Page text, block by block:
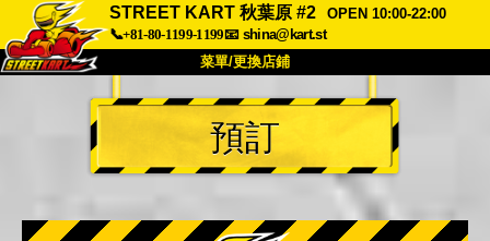
STREET KART 秋葉原 #2
OPEN 10:00-22:00
📞+81-80-1199-1199📧 shina@kart.st
菜單/更換店鋪
首頁
關於 規格 價格
公司 預訂
預訂